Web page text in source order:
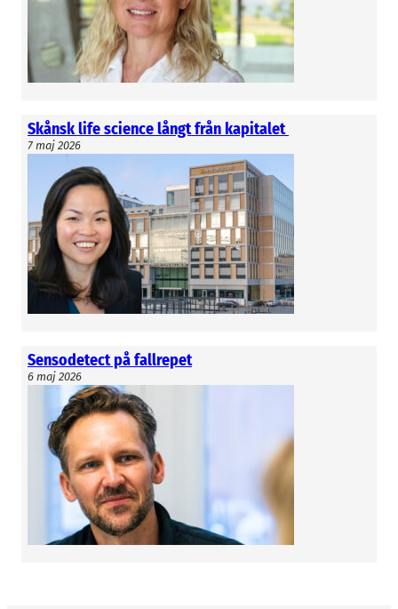
Skånsk life science långt från kapitalet
7 maj 2026
Sensodetect på fallrepet
6 maj 2026